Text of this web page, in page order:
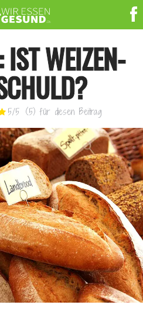
WEIZEN-
5/5 (5) für diesen Beitrag